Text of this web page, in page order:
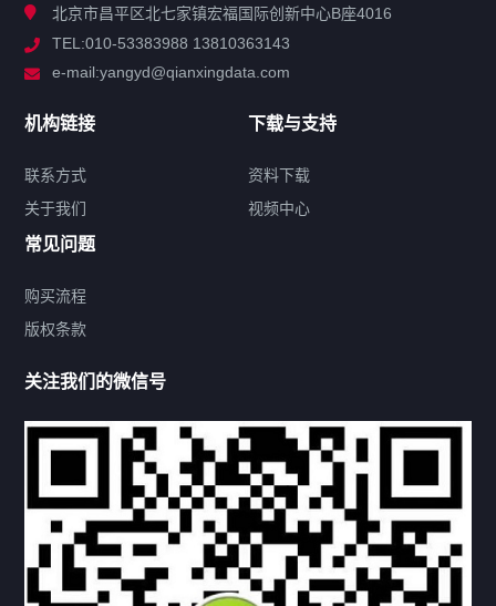
解决方案
联系方式
热门标签
机构链接
联系方式 关于我们
下载与支持
资料下载 视频中心
常见问题
北京市昌平区北七家镇宏福国际创新中心B座4016
TEL:010-53383988 13810363143
e-mail:yangyd@qianxingdata.com
机构链接
联系方式
关于我们
下载与支持
资料下载
视频中心
常见问题
购买流程
版权条款
关注我们的微信号